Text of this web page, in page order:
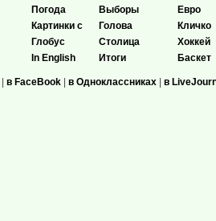
Погода
Картинки с
Глобус
In English
Выборы
Голова
Столица
Итоги
Евро
Кличко
Хоккей
Баскет
| в FaceBook | в Одноклассниках | в